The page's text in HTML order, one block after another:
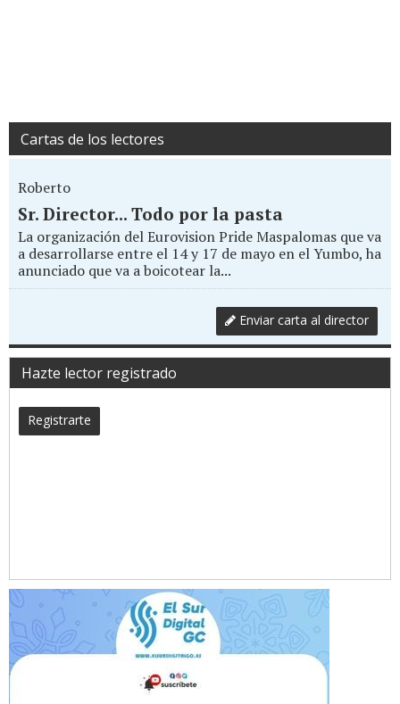
Cartas de los lectores
Roberto
Sr. Director... Todo por la pasta
La organización del Eurovision Pride Maspalomas que va
a desarrollarse entre el 14 y 17 de mayo en el Yumbo, ha
anunciado que va a boicotear la...
Enviar carta al director
Hazte lector registrado
Registrarte